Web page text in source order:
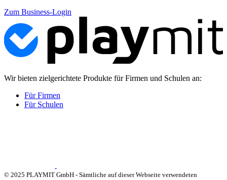
Zum Business-Login
Wir bieten zielgerichtete Produkte für Firmen und Schulen an:
Für Firmen
Für Schulen
© 2025 PLAYMIT GmbH - Sämtliche auf dieser Webseite verwendeten